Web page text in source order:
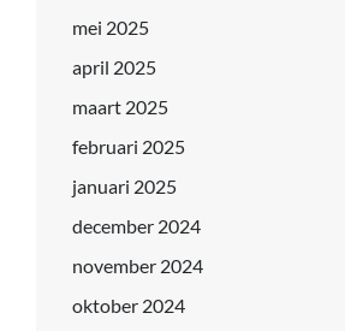
mei 2025
april 2025
maart 2025
februari 2025
januari 2025
december 2024
november 2024
oktober 2024